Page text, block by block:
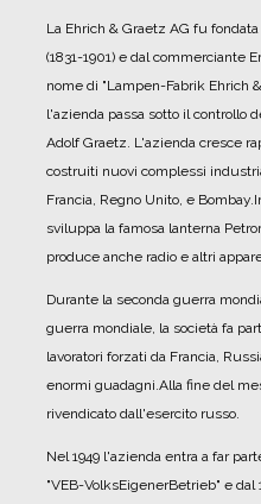
La Ehrich & Graetz AG fu
(1831-1901) e dal commerciante
nome di "Lampen-Fabrik Ehrich
l'azienda passa sotto il controllo
Adolf Graetz. L'azienda cresce
costruiti nuovi complessi
Francia, Regno Unito, e Bombay.
sviluppa la famosa lanterna
produce anche radio e altri
Durante la seconda guerra
guerra mondiale, la società fa
lavoratori forzati da Francia,
enormi guadagni.Alla fine del
rivendicato dall'esercito russo.
Nel 1949 l'azienda entra a far
"VEB-VolksEigenerBetrieb" e